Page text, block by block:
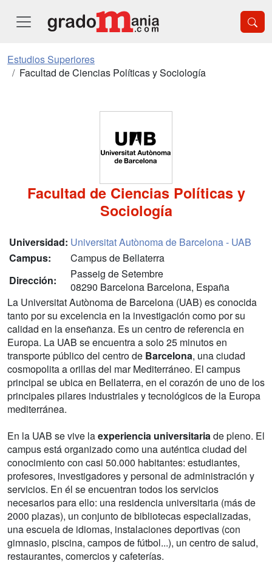
Estudios Superiores
Facultad de Ciencias Políticas y Sociología
Facultad de Ciencias Políticas y
Sociología
Universidad: Universitat Autònoma de Barcelona - UAB
Campus:
Campus de Bellaterra
Dirección:
Passeig de Setembre
08290 Barcelona Barcelona, España
La Universitat Autònoma de Barcelona (UAB) es conocida
tanto por su excelencia en la investigación como por su
calidad en la enseñanza. Es un centro de referencia en
Europa. La UAB se encuentra a solo 25 minutos en
transporte público del centro de Barcelona, una ciudad
cosmopolita a orillas del mar Mediterráneo. El campus
principal se ubica en Bellaterra, en el corazón de uno de los
principales pilares industriales y tecnológicos de la Europa
mediterránea.
En la UAB se vive laexperiencia universitariade pleno. El
campus está organizado como una auténtica ciudad del
conocimiento con casi 50.000 habitantes: estudiantes,
profesores, investigadores y personal de administración y
servicios. En él se encuentran todos los servicios
necesarios para ello: una residencia universitaria (más de
2000 plazas), un conjunto de bibliotecas especializadas,
una escuela de idiomas, instalaciones deportivas (con
gimnasio, piscina, campos de fútbol...), un centro de salud,
restaurantes, comercios y cafeterías.